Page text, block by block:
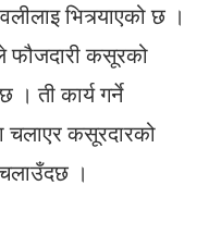
भित्र्याएको छ ।
फौजदारी कसूरको
ती कार्य गर्ने
चलाएर कसूरदारको
चलाउँदछ ।